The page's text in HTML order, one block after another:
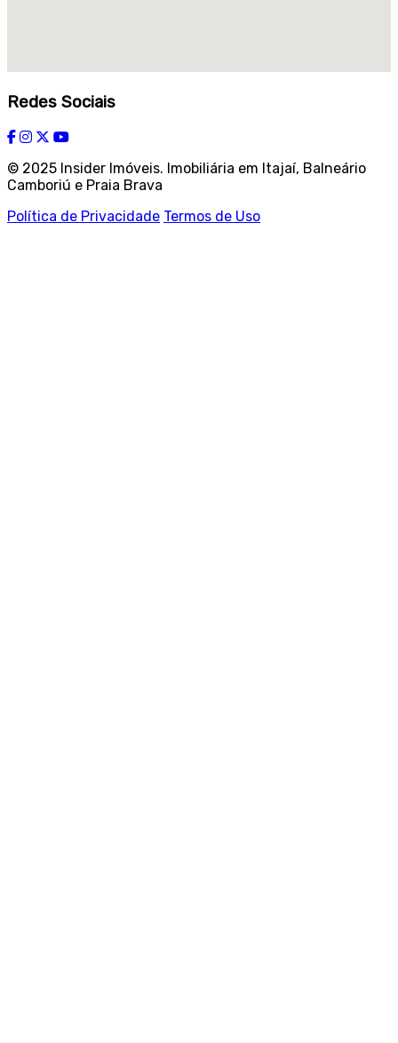
Redes Sociais
© 2025 Insider Imóveis. Imobiliária em Itajaí, Balneário
Camboriú e Praia Brava
Política de Privacidade Termos de Uso